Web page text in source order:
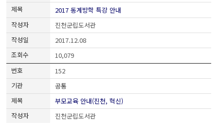
2017 동계방학 특강 안내
진천군립도서관
2017.12.08
10,079
152
공통
부모교육 안내(진천, 혁신)
진천군립도서관